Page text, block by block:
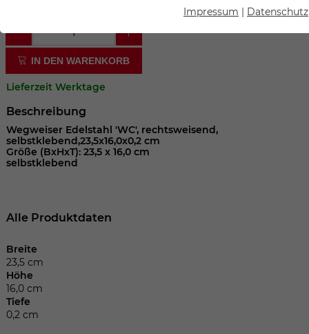
IN DEN WARENKORB
Lieferzeit Werktage
Beschreibung
Wegweiser Edelstahl 'WC', rechtsweisend,
selbstklebend,23,5x16,0x0,2 cm
Größe (BxHxT): 23,5 x 16,0 cm
selbstklebend
Alle Produktdaten
Breite
23,5 cm
Höhe
16,0 cm
Tiefe
0,2 cm
Essenzielle Cookies werden für grundlegende Funktionen
die Webseite einwandfrei funktioniert.
Name cookie_optin
Laufzeit 1 Jahr
Dieses Cookie wird verwendet, um Ihre
Anbieter
Laufzeit
Cookie-Informationen anzeigen
Impressum Datenschutz